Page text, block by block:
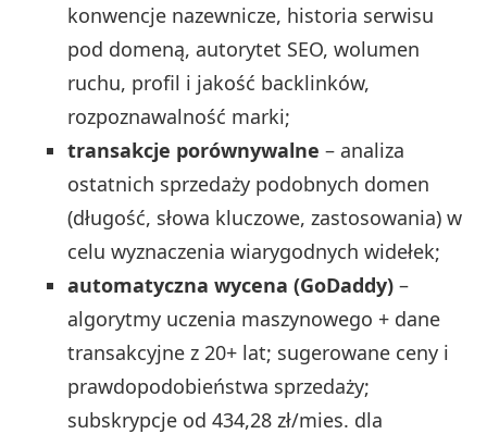
konwencje nazewnicze, historia serwisu
pod domeną, autorytet SEO, wolumen
ruchu, profil i jakość backlinków,
rozpoznawalność marki;
transakcje porównywalne – analiza
ostatnich sprzedaży podobnych domen
(długość, słowa kluczowe, zastosowania) w
celu wyznaczenia wiarygodnych widełek;
automatyczna wycena (GoDaddy) –
algorytmy uczenia maszynowego + dane
transakcyjne z 20+ lat; sugerowane ceny i
prawdopodobieństwa sprzedaży;
subskrypcje od 434,28 zł/mies. dla